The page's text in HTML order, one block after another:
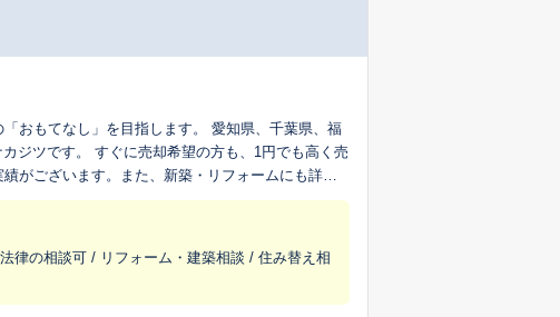
おもてなし」を目指します。 愛知県、千葉県、福
ジツです。 すぐに売却希望の方も、1円でも高く売
がございます。また、新築・リフォームにも詳し
て頂きます。
律の相談可 / リフォーム・建築相談 / 住み替え相